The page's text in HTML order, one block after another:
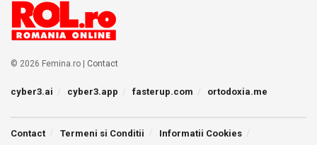
© 2026 Femina.ro | Contact
cyber3.ai cyber3.app fasterup.com ortodoxia.me
Contact Termeni si Conditii
Informatii Cookies